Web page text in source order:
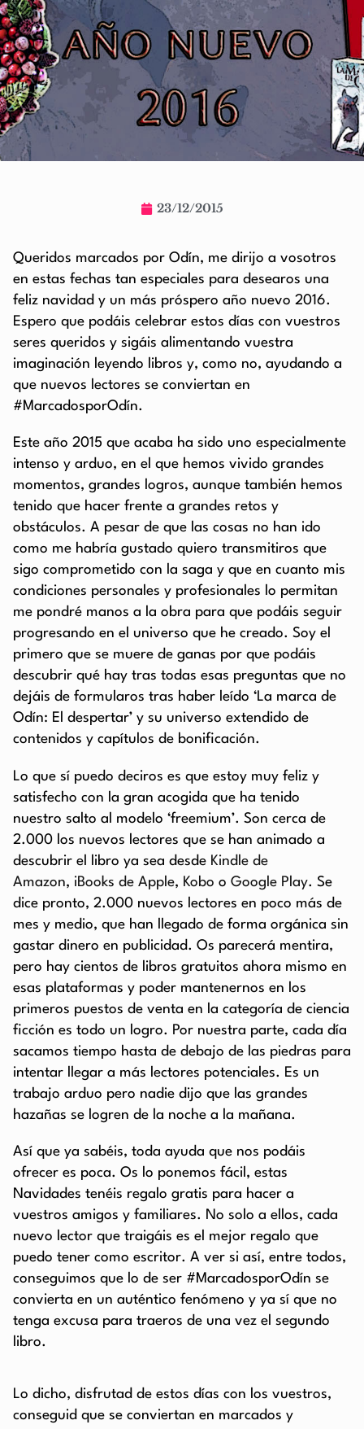
23/12/2015
Queridos marcados por Odín, me dirijo a vosotros
en estas fechas tan especiales para desearos una
feliz navidad y un más próspero año nuevo 2016.
Espero que podáis celebrar estos días con vuestros
seres queridos y sigáis alimentando vuestra
imaginación leyendo libros y, como no, ayudando a
que nuevos lectores se conviertan en
#MarcadosporOdín.
Este año 2015 que acaba ha sido uno especialmente
intenso y arduo, en el que hemos vivido grandes
momentos, grandes logros, aunque también hemos
tenido que hacer frente a grandes retos y
obstáculos. A pesar de que las cosas no han ido
como me habría gustado quiero transmitiros que
sigo comprometido con la saga y que en cuanto mis
condiciones personales y profesionales lo permitan
me pondré manos a la obra para que podáis seguir
progresando en el universo que he creado. Soy el
primero que se muere de ganas por que podáis
descubrir qué hay tras todas esas preguntas que no
dejáis de formularos tras haber leído ‘La marca de
Odín: El despertar’ y su universo extendido de
contenidos y capítulos de bonificación.
Lo que sí puedo deciros es que estoy muy feliz y
satisfecho con la gran acogida que ha tenido
nuestro salto al modelo ‘freemium’. Son cerca de
2.000 los nuevos lectores que se han animado a
descubrir el libro ya sea desde Kindle de
Amazon, iBooks de Apple, Kobo o Google Play. Se
dice pronto, 2.000 nuevos lectores en poco más de
mes y medio, que han llegado de forma orgánica sin
gastar dinero en publicidad. Os parecerá mentira,
pero hay cientos de libros gratuitos ahora mismo en
esas plataformas y poder mantenernos en los
primeros puestos de venta en la categoría de ciencia
ficción es todo un logro. Por nuestra parte, cada día
sacamos tiempo hasta de debajo de las piedras para
intentar llegar a más lectores potenciales. Es un
trabajo arduo pero nadie dijo que las grandes
hazañas se logren de la noche a la mañana.
Así que ya sabéis, toda ayuda que nos podáis
ofrecer es poca. Os lo ponemos fácil, estas
Navidades tenéis regalo gratis para hacer a
vuestros amigos y familiares. No solo a ellos, cada
nuevo lector que traigáis es el mejor regalo que
puedo tener como escritor. A ver si así, entre todos,
conseguimos que lo de ser #MarcadosporOdín se
convierta en un auténtico fenómeno y ya sí que no
tenga excusa para traeros de una vez el segundo
libro.
Lo dicho, disfrutad de estos días con los vuestros,
conseguid que se conviertan en marcados y